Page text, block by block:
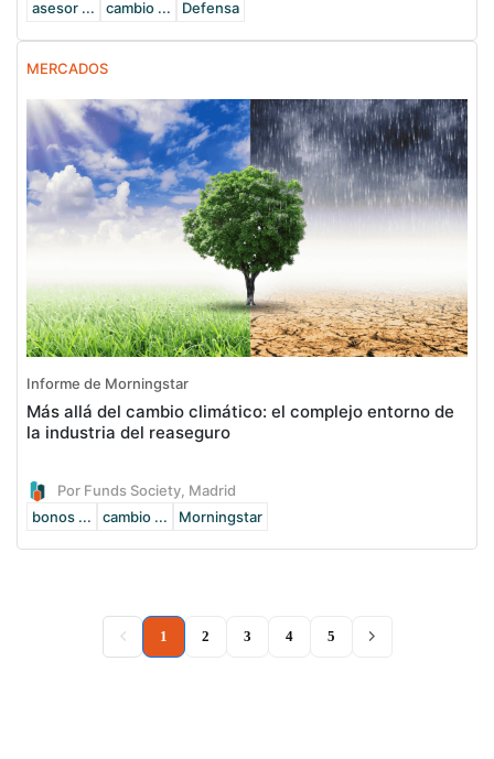
asesor ...
cambio ... Defensa
MERCADOS
Informe de Morningstar
Más allá del cambio climático: el complejo entorno de
la industria del reaseguro
Por Funds Society, Madrid
bonos ...
cambio ... Morningstar
1 (current)
2 3 4 5